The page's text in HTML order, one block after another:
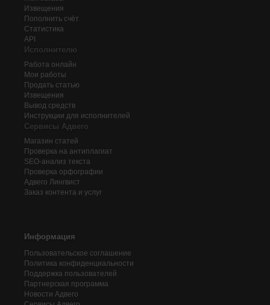
Извещения
Пополнить счёт
Статистика
API
Исполнителю
Работа онлайн
Мои работы
Продать статью
Извещения
Вывод средств
Инструкции для исполнителей
Сервисы Адвего
Магазин статей
Проверка на антиплагиат
SEO-анализ текста
Проверка орфографии
Адвего Лингвист
Заказ контента и услуг
Информация
Пользовательское соглашение
Политика конфиденциальности
Поддержка пользователей
Партнерская программа
Новости Адвего